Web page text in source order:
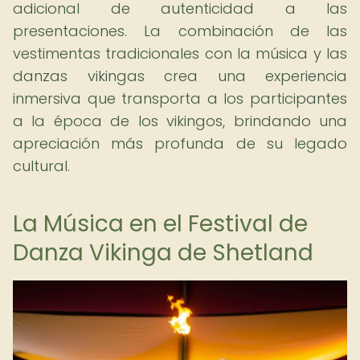
adicional de autenticidad a las
presentaciones. La combinación de las
vestimentas tradicionales con la música y las
danzas vikingas crea una experiencia
inmersiva que transporta a los participantes
a la época de los vikingos, brindando una
apreciación más profunda de su legado
cultural.
La Música en el Festival de
Danza Vikinga de Shetland